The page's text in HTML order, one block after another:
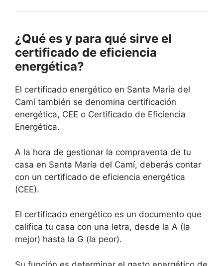
¿Qué es y para qué sirve el
certificado de eficiencia
energética?
El certificado energético en Santa María del
Camí también se denomina certificación
energética, CEE o Certificado de Eficiencia
Energética.
A la hora de gestionar la compraventa de tu
casa en Santa María del Camí, deberás contar
con un certificado de eficiencia energética
(CEE).
El certificado energético es un documento que
califica tu casa con una letra, desde la A (la
mejor) hasta la G (la peor).